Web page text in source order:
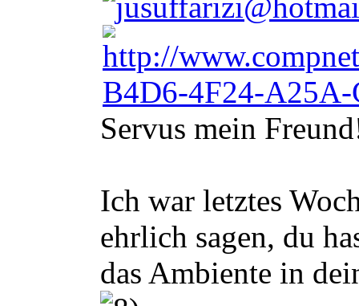
Servus mein
Ich war letztes
ehrlich sagen, du
das Ambiente in